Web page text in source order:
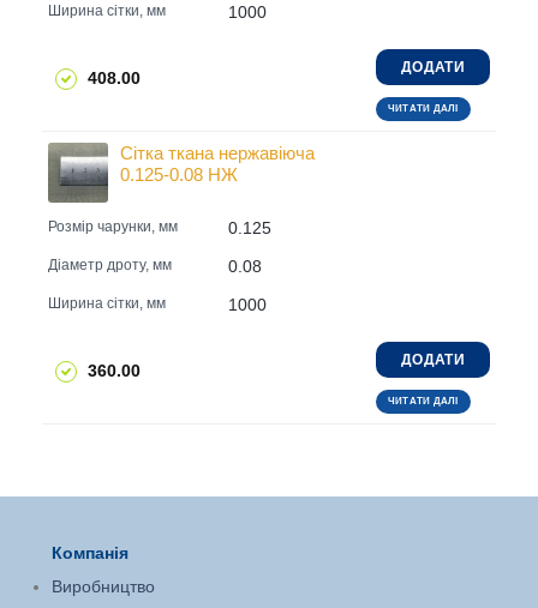
Ширина сітки, мм 1000
408.00
ДОДАТИ
ЧИТАТИ ДАЛІ
Сітка ткана нержавіюча
0.125-0.08 НЖ
Розмір чарунки, мм 0.125
Діаметр дроту, мм 0.08
Ширина сітки, мм 1000
360.00
ДОДАТИ
ЧИТАТИ ДАЛІ
Компанія
Виробництво